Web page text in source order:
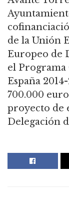
de la Unión
Europeo de
el
España
700.000
proyecto de
Delegación